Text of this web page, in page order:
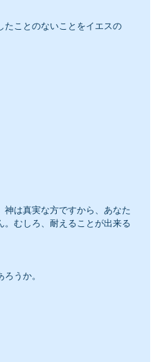
たことのないことをイエスの
神は真実な方ですから、あなた
むしろ、耐えることが出来る
うか。